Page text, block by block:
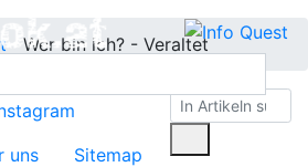
Wer bin ich? - Veraltet
uns
Sitemap